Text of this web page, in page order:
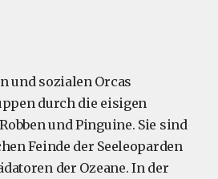
und sozialen Orcas
durch die eisigen
und Pinguine. Sie sind
Feinde der Seeleoparden
der Ozeane. In der